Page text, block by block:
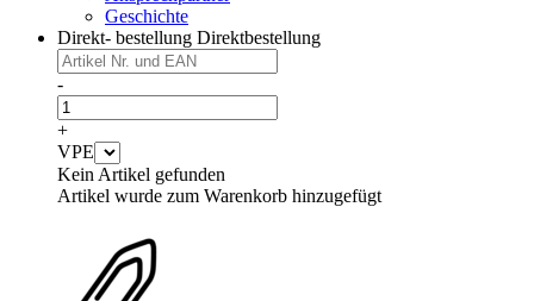
Geschichte
Direkt- bestellung Direktbestellung
-
+
VPE
Kein Artikel gefunden
Artikel wurde zum Warenkorb hinzugefügt